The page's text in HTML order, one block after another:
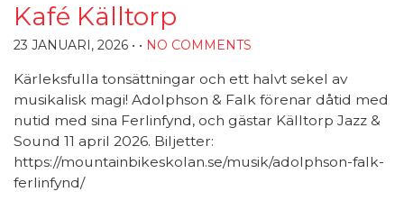
Kafé Källtorp
23 JANUARI, 2026 • • NO COMMENTS
Kärleksfulla tonsättningar och ett halvt sekel av
musikalisk magi! Adolphson & Falk förenar dåtid med
nutid med sina Ferlinfynd, och gästar Källtorp Jazz &
Sound 11 april 2026. Biljetter:
https://mountainbikeskolan.se/musik/adolphson-falk-
ferlinfynd/